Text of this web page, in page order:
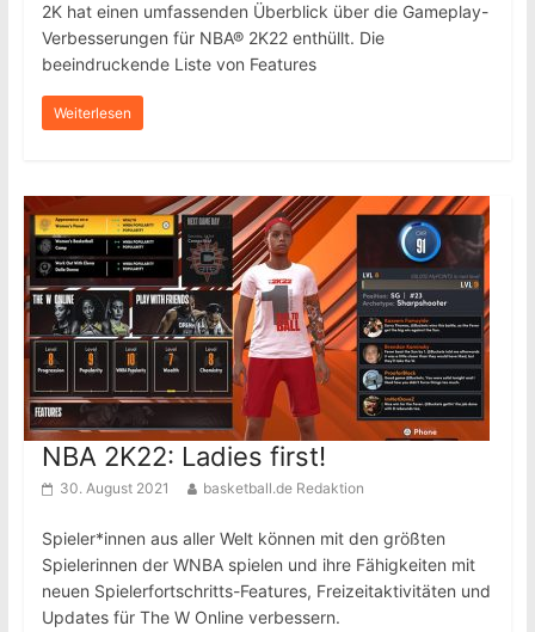
2K hat einen umfassenden Überblick über die Gameplay-
Verbesserungen für NBA® 2K22 enthüllt. Die
beeindruckende Liste von Features
Weiterlesen
NBA 2K22: Ladies first!
30. August 2021 basketball.de Redaktion
Spieler*innen aus aller Welt können mit den größten
Spielerinnen der WNBA spielen und ihre Fähigkeiten mit
neuen Spielerfortschritts-Features, Freizeitaktivitäten und
Updates für The W Online verbessern.